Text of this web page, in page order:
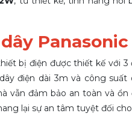
Panasonic
bị điện được thiết kế với
điện dài 3m và công
vẫn đảm bảo an toàn và
lại sự an tâm tuyệt đối